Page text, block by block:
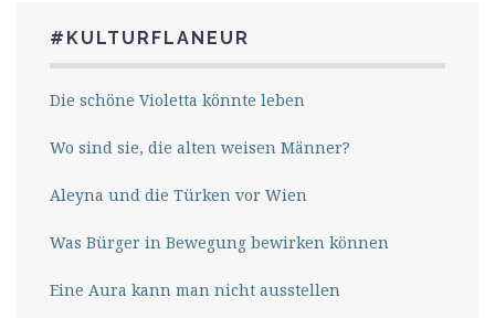
#KULTURFLANEUR
Die schöne Violetta könnte leben
Wo sind sie, die alten weisen Männer?
Aleyna und die Türken vor Wien
Was Bürger in Bewegung bewirken können
Eine Aura kann man nicht ausstellen